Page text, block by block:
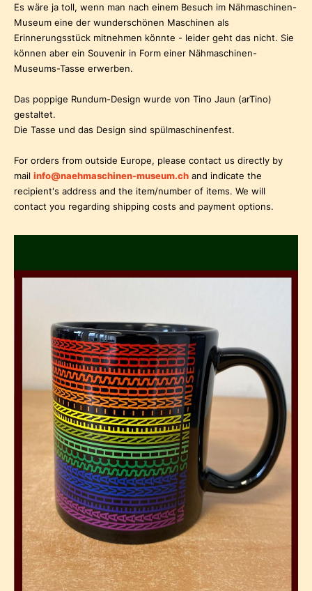
Es wäre ja toll, wenn man nach einem Besuch im Nähmaschinen-
Museum eine der wunderschönen Maschinen als
Erinnerungsstück mitnehmen könnte - leider geht das nicht. Sie
können aber ein Souvenir in Form einer Nähmaschinen-
Museums-Tasse erwerben.
Das poppige Rundum-Design wurde von Tino Jaun (arTino)
gestaltet.
Die Tasse und das Design sind spülmaschinenfest.
For orders from outside Europe, please contact us directly by
mail info@naehmaschinen-museum.ch and indicate the
recipient's address and the item/number of items. We will
contact you regarding shipping costs and payment options.